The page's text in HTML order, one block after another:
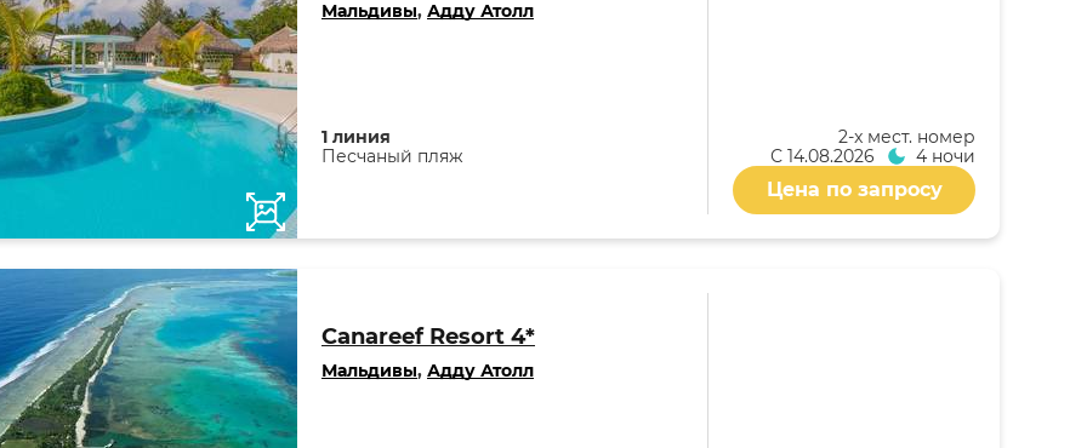
Мальдивы, Адду Атолл
1 линия
Песчаный пляж
2-x мест. номер
С 14.08.2026 4 ночи
Цена по запросу
Canareef Resort 4*
Мальдивы, Адду Атолл